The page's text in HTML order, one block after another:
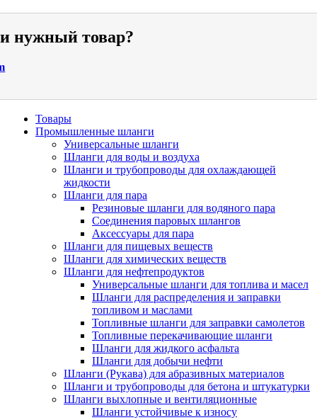
нужный товар?
Товары
Промышленные шланги
Универсальные шланги
Шланги для воды и воздуха
Шланги и трубопроводы для охлаждающей
жидкости
Шланги для пара
Резиновые шланги для водяного пара
Cоединения паровых шлангов
Аксессуары для пара
Шланги для пищевых веществ
Шланги для химических веществ
Шланги для нефтепродуктов
Универсальные шланги для топлива и масел
Шланги для распределения и заправки
топливом и маслами
Топливные шланги для заправки самолетов
Топливные перекачивающие шланги
Шланги для жидкого асфальта
Шланги для добычи нефти
Шланги (Рукава) для абразивных материалов
Шланги и трубопроводы для бетона и штукатурки
Шланги выхлопные и вентиляционные
Шланги устойчивые к износу